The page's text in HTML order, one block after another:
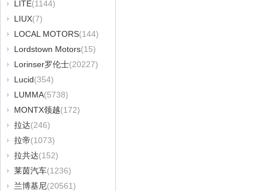
LITE(1144)
LIUX(7)
LOCAL MOTORS(144)
Lordstown Motors(15)
Lorinser罗伦士(20227)
Lucid(354)
LUMMA(5738)
MONTX领越(172)
拉达(246)
拉帝(1073)
拉共达(152)
莱茵汽车(1236)
兰博基尼(20561)